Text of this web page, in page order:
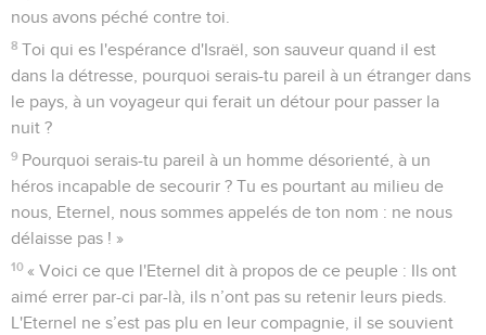
nous avons péché contre toi.
8 Toi qui es l'espérance d'Israël, son sauveur quand il est
dans la détresse, pourquoi serais-tu pareil à un étranger dans
le pays, à un voyageur qui ferait un détour pour passer la
nuit ?
9 Pourquoi serais-tu pareil à un homme désorienté, à un
héros incapable de secourir ? Tu es pourtant au milieu de
nous, Eternel, nous sommes appelés de ton nom : ne nous
délaisse pas ! »
10 « Voici ce que l'Eternel dit à propos de ce peuple : Ils ont
aimé errer par-ci par-là, ils n’ont pas su retenir leurs pieds.
L'Eternel ne s’est pas plu en leur compagnie, il se souvient